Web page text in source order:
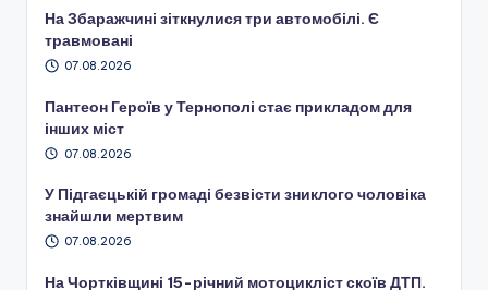
На Збаражчині зіткнулися три автомобілі. Є
травмовані
07.08.2026
Пантеон Героїв у Тернополі стає прикладом для
інших міст
07.08.2026
У Підгаєцькій громаді безвісти зниклого чоловіка
знайшли мертвим
07.08.2026
На Чортківщині 15-річний мотоцикліст скоїв ДТП.